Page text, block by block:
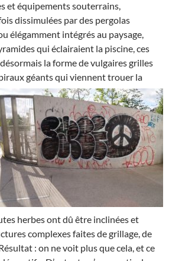
et équipements souterrains,
dissimulées par des pergolas
élégamment intégrés au paysage,
qui éclairaient la piscine, ces
la forme de vulgaires grilles
géants qui viennent trouer la
herbes ont dû être inclinées et
complexes faites de grillage, de
: on ne voit plus que cela, et ce